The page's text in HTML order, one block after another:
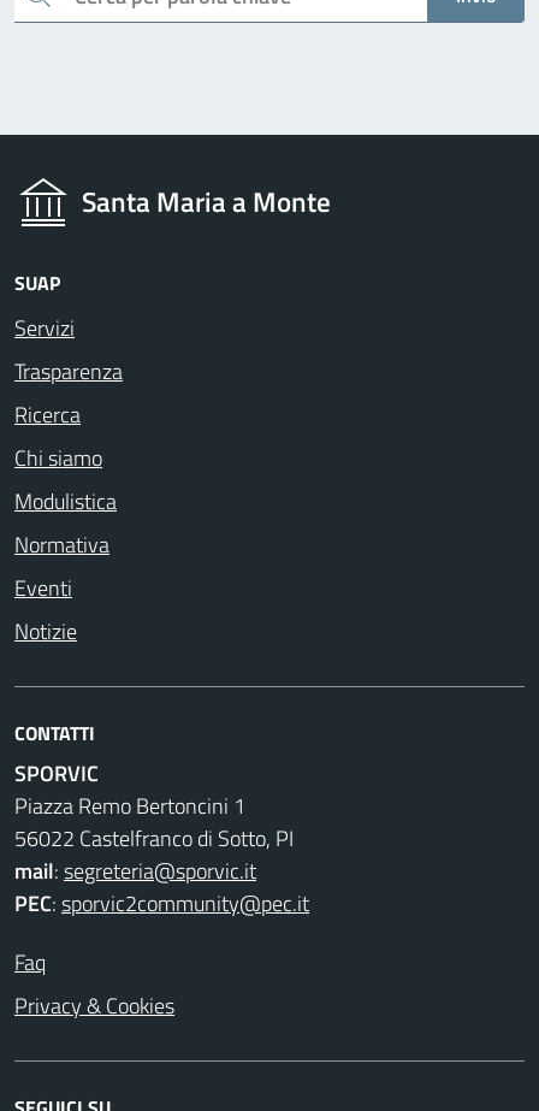
Santa Maria a Monte
SUAP
Servizi
Trasparenza
Ricerca
Chi siamo
Modulistica
Normativa
Eventi
Notizie
CONTATTI
SPORVIC
Piazza Remo Bertoncini 1
56022 Castelfranco di Sotto, PI
mail:segreteria@sporvic.it
PEC:sporvic2community@pec.it
Faq
Privacy & Cookies